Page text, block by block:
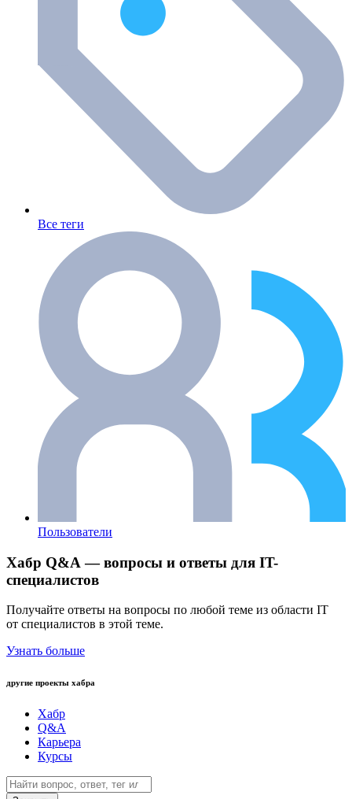
Все теги
Пользователи
Хабр Q&A — вопросы и ответы для IT-
специалистов
Получайте ответы на вопросы по любой теме из области IT
от специалистов в этой теме.
Узнать больше
другие проекты хабра
Хабр
Q&A
Карьера
Курсы